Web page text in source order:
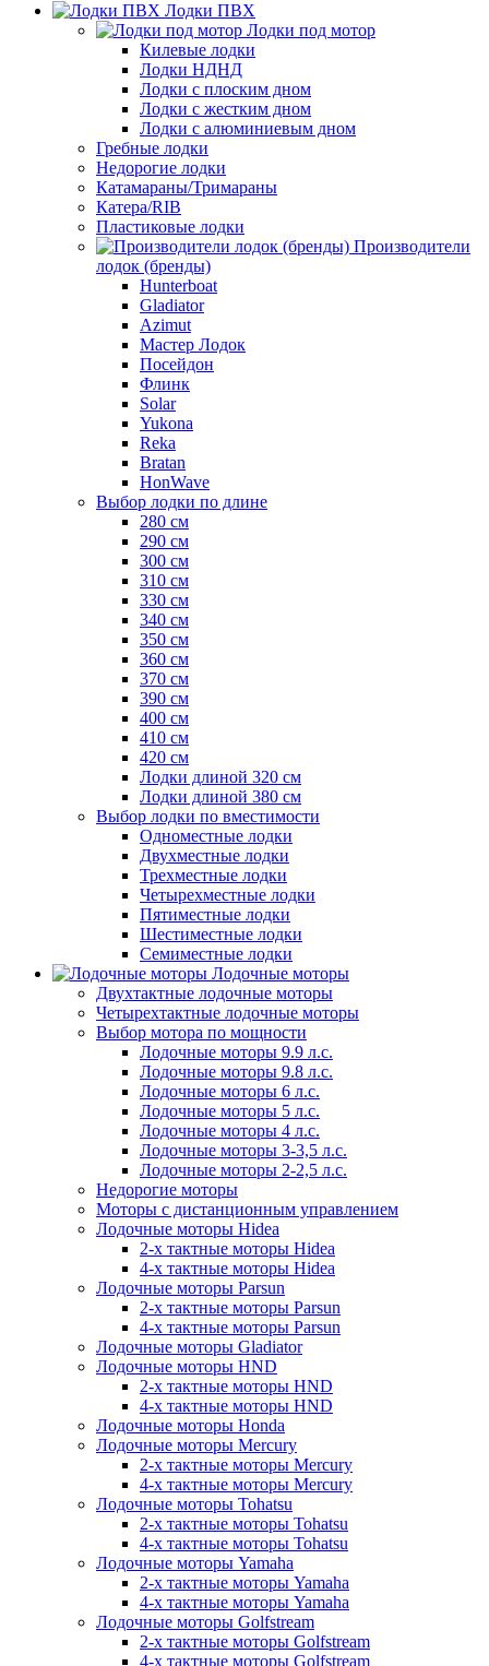
Лодки ПВХ
Лодки под мотор
Килевые лодки
Лодки НДНД
Лодки с плоским дном
Лодки с жестким дном
Лодки с алюминиевым дном
Гребные лодки
Недорогие лодки
Катамараны/Тримараны
Катера/RIB
Пластиковые лодки
Производители
лодок (бренды)
Hunterboat
Gladiator
Azimut
Мастер Лодок
Посейдон
Флинк
Solar
Yukona
Reka
Bratan
HonWave
Выбор лодки по длине
280 см
290 см
300 см
310 см
330 см
340 см
350 см
360 см
370 см
390 см
400 см
410 см
420 см
Лодки длиной 320 см
Лодки длиной 380 см
Выбор лодки по вместимости
Одноместные лодки
Двухместные лодки
Трехместные лодки
Четырехместные лодки
Пятиместные лодки
Шестиместные лодки
Семиместные лодки
Лодочные моторы
Двухтактные лодочные моторы
Четырехтактные лодочные моторы
Выбор мотора по мощности
Лодочные моторы 9.9 л.с.
Лодочные моторы 9.8 л.с.
Лодочные моторы 6 л.с.
Лодочные моторы 5 л.с.
Лодочные моторы 4 л.с.
Лодочные моторы 3-3,5 л.с.
Лодочные моторы 2-2,5 л.с.
Недорогие моторы
Моторы с дистанционным управлением
Лодочные моторы Hidea
2-х тактные моторы Hidea
4-х тактные моторы Hidea
Лодочные моторы Parsun
2-х тактные моторы Parsun
4-х тактные моторы Parsun
Лодочные моторы Gladiator
Лодочные моторы HND
2-х тактные моторы HND
4-х тактные моторы HND
Лодочные моторы Honda
Лодочные моторы Mercury
2-х тактные моторы Mercury
4-х тактные моторы Mercury
Лодочные моторы Tohatsu
2-х тактные моторы Tohatsu
4-х тактные моторы Tohatsu
Лодочные моторы Yamaha
2-х тактные моторы Yamaha
4-х тактные моторы Yamaha
Лодочные моторы Golfstream
2-х тактные моторы Golfstream
4-х тактные моторы Golfstream